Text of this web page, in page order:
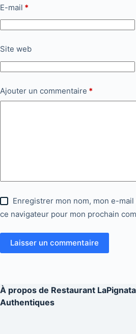
E-mail *
Site web
Ajouter un commentaire *
Enregistrer mon nom, mon e-
ce navigateur pour mon prochain
Laisser un commentaire
À propos de Restaurant
Authentiques